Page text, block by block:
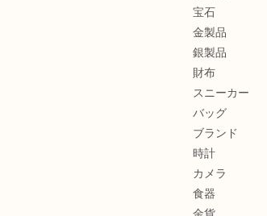
宝石
金製品
銀製品
財布
スニーカー
バッグ
ブランド
時計
カメラ
食器
金貨